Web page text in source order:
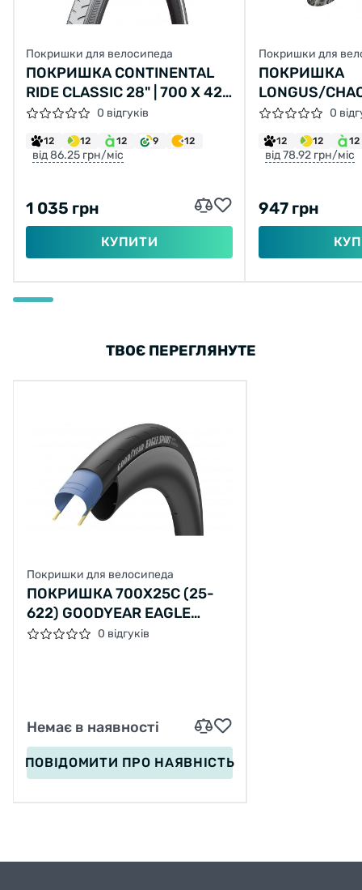
Покришки для велосипеда
ПОКРИШКА CONTINENTAL
RIDE CLASSIC 28" | 700 X 42C
(40C) | 28 X 1.60 СІРА, НЕ
СКЛАДНА
0 відгуків
12 12 12 9 12
від 86.25 грн/міс
1 035 грн
КУПИТИ
Покришки для
ПОКРИШКА
LONGUS/
LANE 26X2,10
2C-MTB SPS
0
12 12 12
від 78.92 грн/міс
947 грн
ТВОЄ ПЕРЕГЛЯНУТЕ
Покришки для велосипеда
ПОКРИШКА 700X25C (25-
622) GOODYEAR EAGLE
SPORT TUBE TYPE, FOLDING,
0 відгуків
Немає в наявності
ПОВІДОМИТИ ПРО НАЯВНІСТЬ